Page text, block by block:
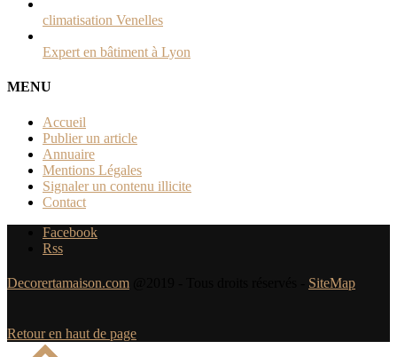
climatisation Venelles
Expert en bâtiment à Lyon
MENU
Accueil
Publier un article
Annuaire
Mentions Légales
Signaler un contenu illicite
Contact
Facebook
Rss
Decorertamaison.com SiteMap
Retour en haut de page